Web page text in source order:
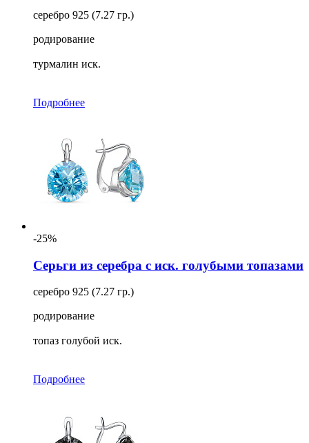
серебро 925 (7.27 гр.)
родирование
турмалин иск.
Подробнее
-25%
Серьги из серебра с иск. голубыми топазами
серебро 925 (7.27 гр.)
родирование
топаз голубой иск.
Подробнее